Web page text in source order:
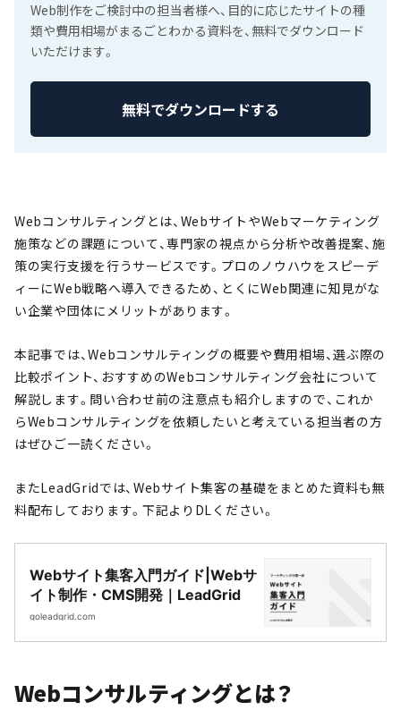
Web制作をご検討中の担当者様へ、目的に応じたサイトの種
類や費用相場がまるごとわかる資料を、無料でダウンロード
いただけます。
無料でダウンロードする
Webコンサルティングとは、WebサイトやWebマーケティング
施策などの課題について、専門家の視点から分析や改善提案、施
策の実行支援を行うサービスです。プロのノウハウをスピーデ
ィーにWeb戦略へ導入できるため、とくにWeb関連に知見がな
い企業や団体にメリットがあります。
本記事では、Webコンサルティングの概要や費用相場、選ぶ際の
比較ポイント、おすすめのWebコンサルティング会社について
解説します。問い合わせ前の注意点も紹介しますので、これか
らWebコンサルティングを依頼したいと考えている担当者の方
はぜひご一読ください。
またLeadGridでは、Webサイト集客の基礎をまとめた資料も無
料配布しております。下記よりDLください。
Webサイト集客入門ガイド|Webサ
イト制作・CMS開発｜LeadGrid
goleadgrid.com
Webコンサルティングとは？